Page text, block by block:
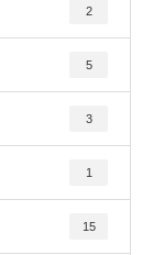
2
5
3
1
15